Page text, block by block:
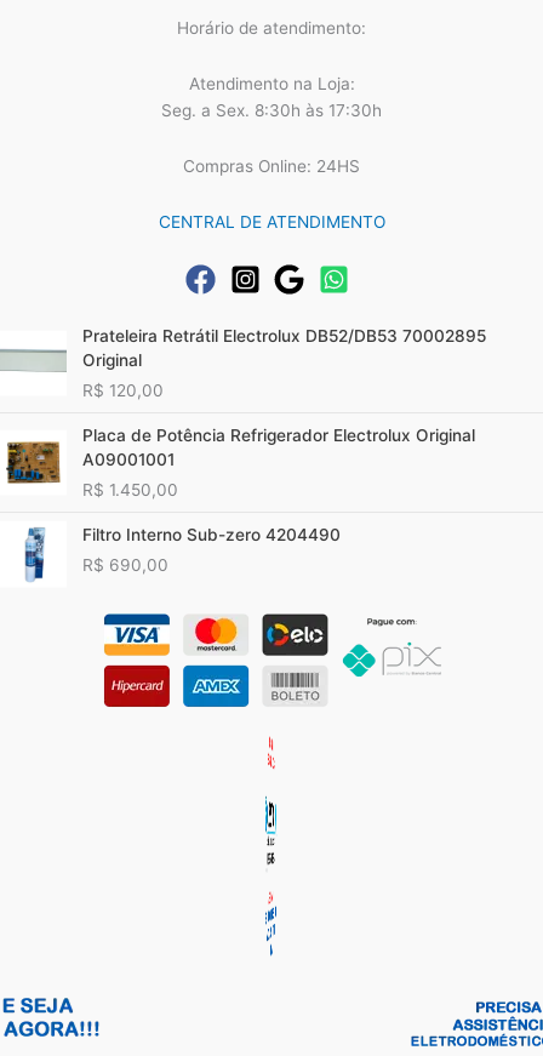
Horário de atendimento:
Atendimento na Loja:
Seg. a Sex. 8:30h às 17:30h
Compras Online: 24HS
CENTRAL DE ATENDIMENTO
Prateleira Retrátil Electrolux DB52/DB53 70002895
Original
R$ 120,00
Placa de Potência Refrigerador Electrolux Original
A09001001
R$ 1.450,00
Filtro Interno Sub-zero 4204490
R$ 690,00